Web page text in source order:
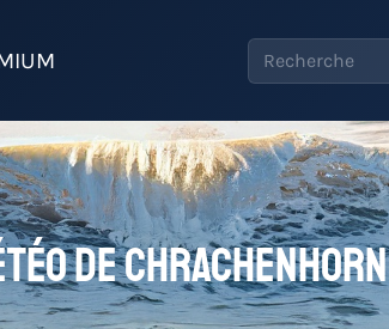
de Chrachenhorn